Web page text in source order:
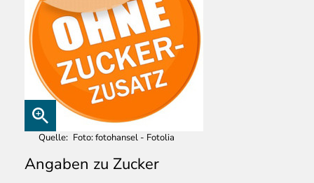
Quelle Foto: fotohansel - Fotolia
Angaben zu Zucker